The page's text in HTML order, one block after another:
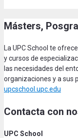
Másters,
La UPC School te
y cursos de
las necesidades del
organizaciones y a sus
upcschool.upc.edu
Contacta con
UPC School